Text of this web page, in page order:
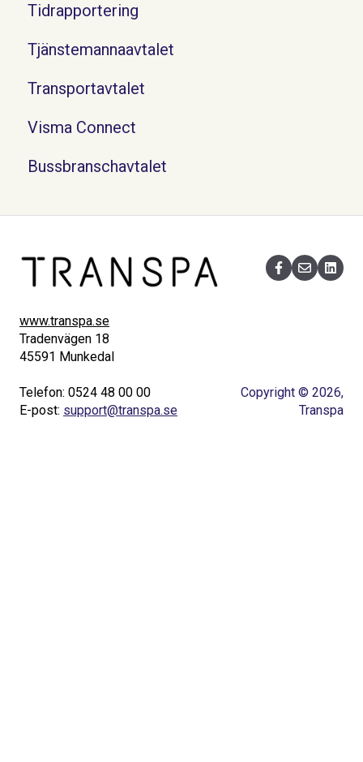
Tidrapportering
Tjänstemannaavtalet
Transportavtalet
Visma Connect
Bussbranschavtalet
www.transpa.se
Tradenvägen 18
45591 Munkedal
Telefon: 0524 48 00 00
E-post: support@transpa.se
Copyright © 2026,
Transpa